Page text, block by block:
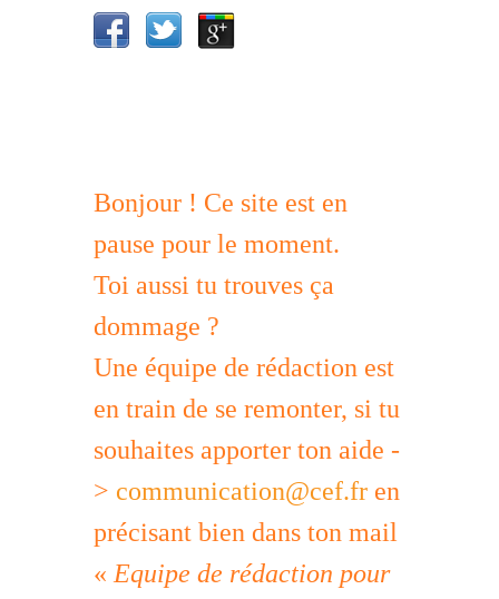
Bonjour ! Ce site est en
pause pour le moment.
Toi aussi tu trouves ça
dommage ?
Une équipe de rédaction est
en train de se remonter, si tu
souhaites apporter ton aide -
> communication@cef.fr en
précisant bien dans ton mail
« Equipe de rédaction pour